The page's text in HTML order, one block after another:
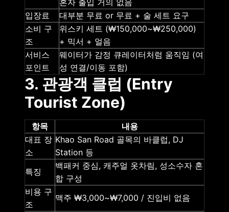
혼자 출입 거의 없음
입장료
대부분 무료 or 무료 + 술 세트 요구
소비 구
조
위스키 세트 (₩150,000~₩250,000)
+ 믹서 + 얼음
서비스
포인트
웨이터가 감정 큐레이터처럼 움직임 (여
성 연결/이동 포함)
3. 관광객 클럽 (Entry
Tourist Zone)
항목
내용
대표 장
소
Khao San Road 골목의 바클럽, DJ
Station 등
특징
백패커 중심, 캐주얼 옷차림, 성소수자 혼
합 구성
비용 구
조
맥주 ₩3,000~₩7,000 / 진입비 없음